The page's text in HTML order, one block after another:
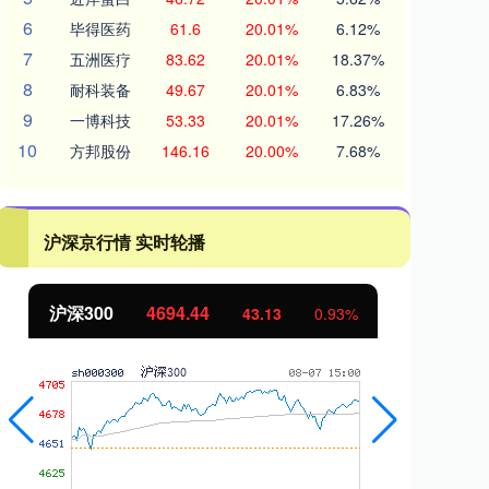
6 毕得医药 61.6 20.01% 6.12%
7 五洲医疗 83.62 20.01% 18.37%
8 耐科装备 49.67 20.01% 6.83%
9 一博科技 53.33 20.01% 17.26%
10 方邦股份 146.16 20.00% 7.68%
沪深京行情 实时轮播
沪深300 4694.44 43.13 0.93%